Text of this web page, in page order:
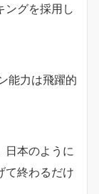
ングを採用し
能力は飛躍的
日本のように
て終わるだけ